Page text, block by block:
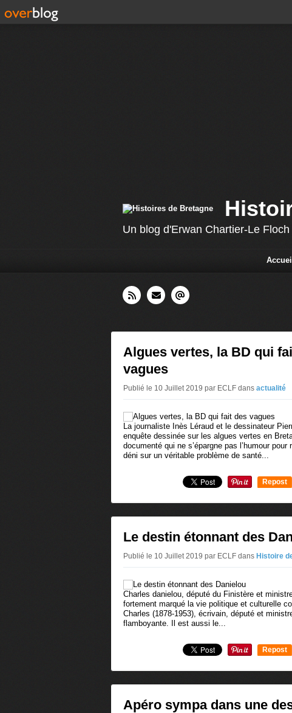
Un blog d'Erwan Chartier-Le Floch
Accueil
Algues vertes, la BD qui
vagues
Publié le 10 Juillet 2019 par ECLF dans actualité
La journaliste Inès Léraud et le dessinateur
enquête dessinée sur les algues vertes en
documenté qui ne s’épargne pas l’humour
déni sur un véritable problème de santé...
Repost
Le destin étonnant des
Publié le 10 Juillet 2019 par ECLF dans Histoire
Charles danielou, député du Finistère et
fortement marqué la vie politique et culturelle
Charles (1878-1953), écrivain, député et
flamboyante. Il est aussi le...
Repost
Apéro sympa dans une